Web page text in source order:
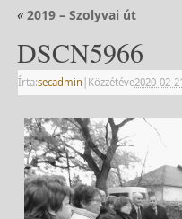
«2019 – Szolyvai út
DSCN5966
Írta:secadmin | Közzétéve2020-02-21